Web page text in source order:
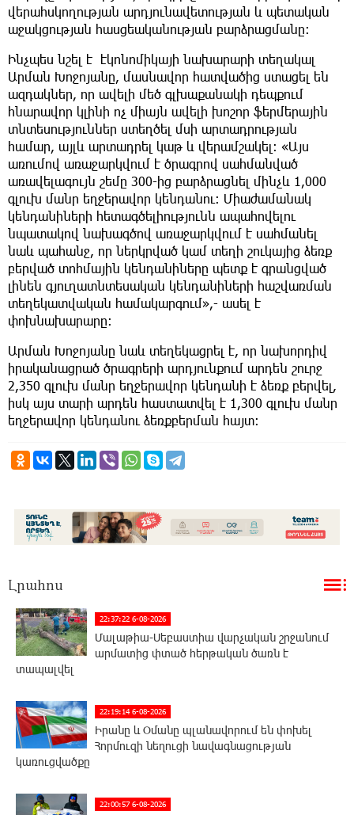
վերահսկողության արդյունավետության և պետական
աջակցության հասցեականության բարձրացմանը։
Ինչպես նշել է էկոնոմիկայի նախարարի տեղակալ
Արման Խոջոյանը, մասնավոր հատվածից ստացել են
ազդակներ, որ ավելի մեծ գլխաքանակի դեպքում
հնարավոր կլինի ոչ միայն ավելի խոշոր ֆերմերային
տնտեսություններ ստեղծել մսի արտադրության
համար, այլև արտադրել կաթ և վերամշակել: «Այս
առումով առաջարկվում է ծրագրով սահմանված
առավելագույն շեմը 300-ից բարձրացնել մինչև 1,000
գլուխ մանր եղջերավոր կենդանու: Միաժամանակ
կենդանիների հետագծելիությունն ապահովելու
նպատակով նախագծով առաջարկվում է սահմանել
նաև պահանջ, որ ներկրված կամ տեղի շուկայից ձեռք
բերված տոհմային կենդանիները պետք է գրանցված
լինեն գյուղատնտեսական կենդանիների հաշվառման
տեղեկատվական համակարգում»,- ասել է
փոխնախարարը:
Արման Խոջոյանը նաև տեղեկացրել է, որ նախորդիվ
իրականացրած ծրագրերի արդյունքում արդեն շուրջ
2,350 գլուխ մանր եղջերավոր կենդանի է ձեռք բերվել,
իսկ այս տարի արդեն հաստատվել է 1,300 գլուխ մանր
եղջերավոր կենդանու ձեռքբերման հայտ:
Լրահոս
22:37:22 6-08-2026
Մալաթիա-Սեբաստիա վարչական շրջանում
արմատից փտած հերթական ծառն է
տապալվել
22:19:14 6-08-2026
Իրանը և Օմանը պլանավորում են փոխել
Հորմուզի նեղուցի նավագնացության
կառուցվածքը
22:00:57 6-08-2026